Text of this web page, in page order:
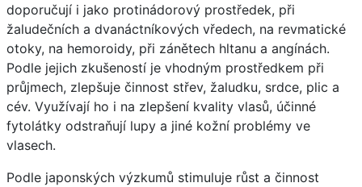
doporučují i ​​jako protinádorový prostředek, při
žaludečních a dvanáctníkových vředech, na revmatické
otoky, na hemoroidy, při zánětech hltanu a angínách.
Podle jejich zkušeností je vhodným prostředkem při
průjmech, zlepšuje činnost střev, žaludku, srdce, plic a
cév. Využívají ho i na zlepšení kvality vlasů, účinné
fytolátky odstraňují lupy a jiné kožní problémy ve
vlasech.
Podle japonských výzkumů stimuluje růst a činnost